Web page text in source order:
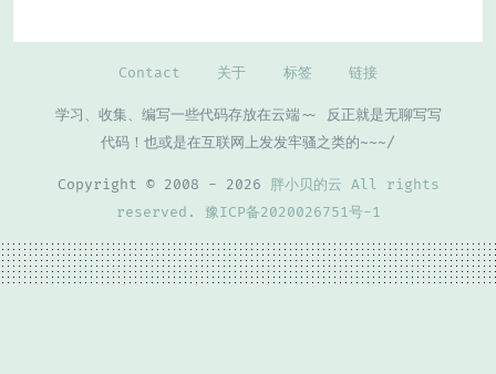
Contact 关于 标签 链接
学习、收集、编写一些代码存放在云端~~ 反正就是无聊写写
代码！也或是在互联网上发发牢骚之类的~~~/
Copyright © 2008 - 2026 胖小贝的云 All rights
reserved. 豫ICP备2020026751号-1